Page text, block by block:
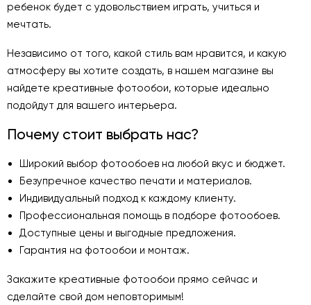
ребенок будет с удовольствием играть, учиться и
мечтать.
Независимо от того, какой стиль вам нравится, и какую
атмосферу вы хотите создать, в нашем магазине вы
найдете креативные фотообои, которые идеально
подойдут для вашего интерьера.
Почему стоит выбрать нас?
Широкий выбор фотообоев на любой вкус и бюджет.
Безупречное качество печати и материалов.
Индивидуальный подход к каждому клиенту.
Профессиональная помощь в подборе фотообоев.
Доступные цены и выгодные предложения.
Гарантия на фотообои и монтаж.
Закажите креативные фотообои прямо сейчас и
сделайте свой дом неповторимым!